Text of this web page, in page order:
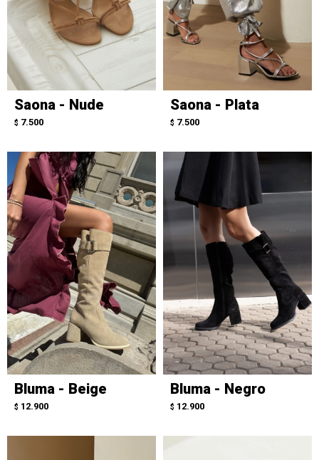
Saona - Nude
$ 7.500
Saona - Plata
$ 7.500
Bluma - Beige
$ 12.900
Bluma - Negro
$ 12.900